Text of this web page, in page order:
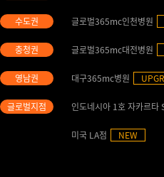
글로벌365mc인천병원
글로벌365mc대전병원
대구365mc병원
인도네시아 1호 자카르
미국 LA점 NEW